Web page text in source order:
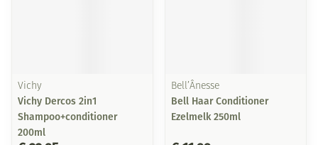
Vichy
Vichy Dercos 2in1
Shampoo+conditioner
200ml
Bell’Ânesse
Bell Haar Conditioner
Ezelmelk 250ml